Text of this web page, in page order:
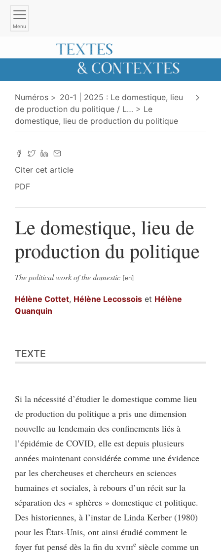
Menu
Numéros
20-1 | 2025 : Le domestique, lieu
de production du politique / L…
Le
domestique, lieu de production du politique
Citer cet article
PDF
Le domestique, lieu de
production du politique
The political work of the domestic
Hélène Cottet, Hélène Lecossois et Hélène
Quanquin
Bibliographie
Citer cet article
TEXTE
Si la nécessité d’étudier le domestique comme lieu
de production du politique a pris une dimension
nouvelle au lendemain des confinements liés à
l’épidémie de COVID, elle est depuis plusieurs
années maintenant considérée comme une évidence
par les chercheuses et chercheurs en sciences
humaines et sociales, à rebours d’un récit sur la
séparation des « sphères » domestique et politique.
Des historiennes, à l’instar de Linda Kerber (1980)
pour les États-Unis, ont ainsi étudié comment le
foyer fut pensé dès la fin du xviiie siècle comme un